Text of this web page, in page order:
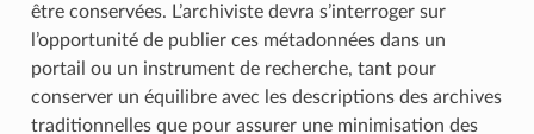
être conservées. L’archiviste devra s’interroger sur
l’opportunité de publier ces métadonnées dans un
portail ou un instrument de recherche, tant pour
conserver un équilibre avec les descriptions des archives
traditionnelles que pour assurer une minimisation des